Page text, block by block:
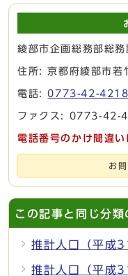
綾部市企画総務部総務
住所: 京都府綾部市若
電話:0773-42-4218
ファクス: 0773-42-
電話番号のかけ間違い
お
この記事と同じ分類
推計人口（平成
推計人口（平成